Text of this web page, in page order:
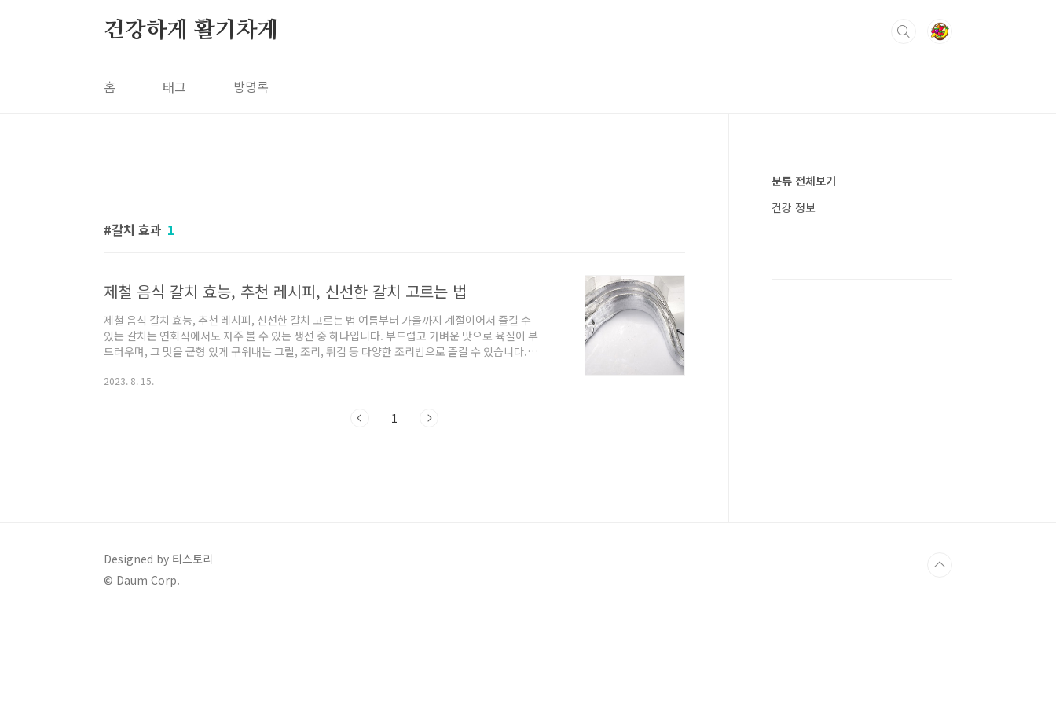
건강하게 활기차게
홈 태그 방명록
갈치 효과 1
제철 음식 갈치 효능, 추천 레시피, 신선한 갈치 고르는 법
제철 음식 갈치 효능, 추천 레시피, 신선한 갈치 고르는 법 여름부터 가을까지 계절이어서 즐길 수
있는 갈치는 연회식에서도 자주 볼 수 있는 생선 중 하나입니다. 부드럽고 가벼운 맛으로 육질이 부
드러우며, 그 맛을 균형 있게 구워내는 그릴, 조리, 튀김 등 다양한 조리법으로 즐길 수 있습니다. 이
진 갈치는 눈 건강에 필수적인 비타민 A가 풍부하여 눈 피로를 덜어주고, 건조한 눈 증후군과 야맹
실을 방지합니다. 2. 골다공증 예방 칼슘, 인 및 나트륨이 풍부하게 들어있어 뼈와 근육을 강화하여
2023. 8. 15.
1
분류 전체보기
건강 정보
Designed by 티스토리
© Daum Corp.